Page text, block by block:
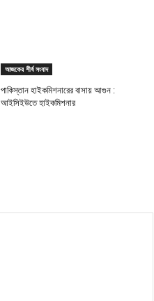
আজকের শীর্ষ সংবাদ
পাকিস্তান হাইকমিশনারের বাসায় আগুন :
আইসিইউতে হাইকমিশনার